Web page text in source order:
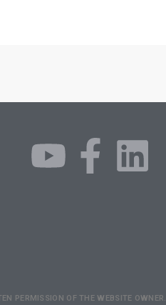
PERMISSION OF THE WEBSITE OWNER.